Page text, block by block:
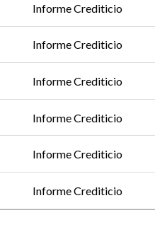
Informe Crediticio
Informe Crediticio
Informe Crediticio
Informe Crediticio
Informe Crediticio
Informe Crediticio